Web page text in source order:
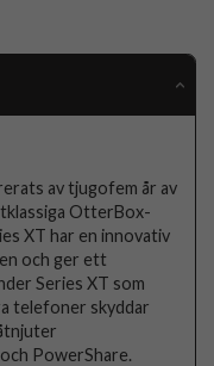
av tjugofem år av
OtterBox-
XT har en innovativ
och ger ett
Series XT som
telefoner skyddar
PowerShare.